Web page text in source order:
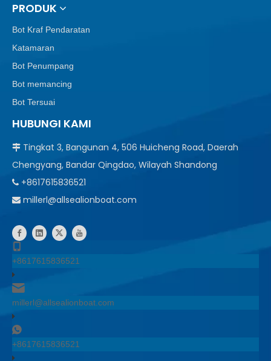
PRODUK
Bot Kraf Pendaratan
Katamaran
Bot Penumpang
Bot memancing
Bot Tersuai
HUBUNGI KAMI
 Tingkat 3, Bangunan 4, 506 Huicheng Road, Daerah
Chengyang, Bandar Qingdao, Wilayah Shandong
 +8617615836521
 millerl@allsealionboat.com
+8617615836521
millerl@allsealionboat.com
+8617615836521